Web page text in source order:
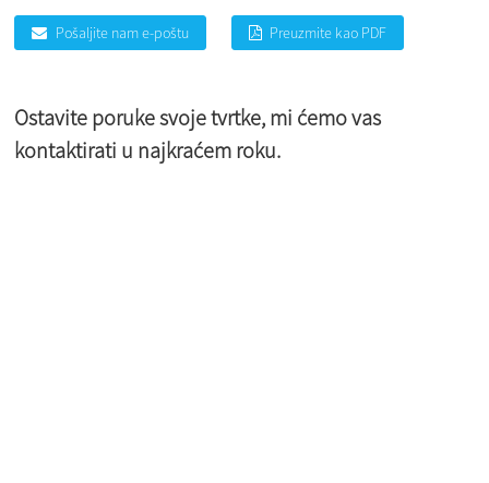
Pošaljite nam e-poštu Preuzmite kao PDF
Ostavite poruke svoje tvrtke, mi ćemo vas
kontaktirati u najkraćem roku.